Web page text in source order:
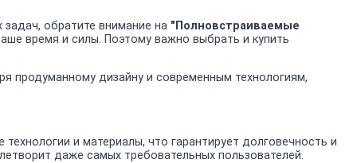
обратите внимание на "Полновстраиваемые
время и силы. Поэтому важно выбрать и купить
продуманному дизайну и современным технологиям,
и материалы, что гарантирует долговечность и
даже самых требовательных пользователей.